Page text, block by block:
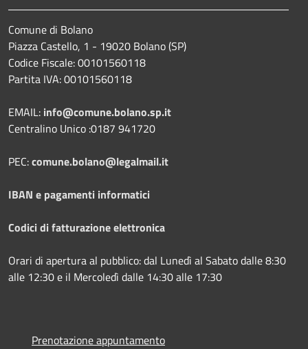
Comune di Bolano
Piazza Castello, 1 - 19020 Bolano (SP)
Codice Fiscale: 00101560118
Partita IVA: 00101560118
EMAIL: info@comune.bolano.sp.it
Centralino Unico :0187 941720
PEC:comune.bolano@legalmail.it
IBAN e pagamenti informatici
Codici di fatturazione elettronica
Orari di apertura al pubblico: dal Lunedì al Sabato dalle 8:30
alle 12:30 e il Mercoledì dalle 14:30 alle 17:30
Prenotazione appuntamento